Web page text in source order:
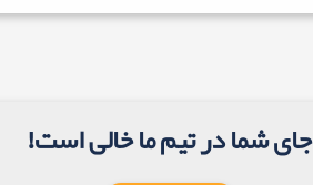
جای شما در تیم ما خالی است!